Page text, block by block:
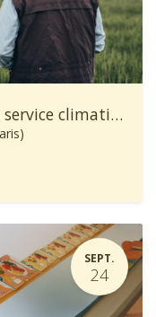
[Formation] Prise en main du service climatique Climadiag Agriculture et Forêt
)
SEPT.
24